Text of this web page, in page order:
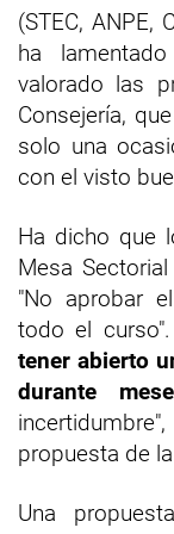
(STEC, ANPE,
ha
valorado las
Consejería,
solo una
con el visto
Ha dicho que
Mesa
"No aprobar
todo el
tener abierto
durante
propuesta de
Una